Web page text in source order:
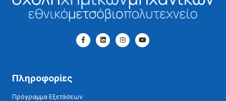
Πληροφορίες
Πρόγραμμα Εξετάσεων